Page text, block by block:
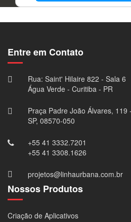
Entre em Contato
Rua: Saint' Hilaire 822 - Sala 6
Água Verde - Curitiba - PR
Praça Padre João Álvares,
SP, 08570-050
+55 41 3332.7201
+55 41 3308.1626
projetos@linhaurbana.com.br
Nossos Produtos
Criação de Aplicativos